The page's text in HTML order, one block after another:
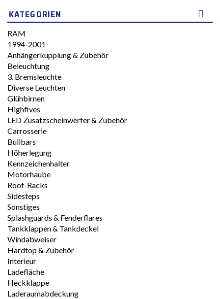
KATEGORIEN
RAM
1994-2001
Anhängerkupplung & Zubehör
Beleuchtung
3. Bremsleuchte
Diverse Leuchten
Glühbirnen
Highfives
LED Zusatzscheinwerfer & Zubehör
Carrosserie
Bullbars
Höherlegung
Kennzeichenhalter
Motorhaube
Roof-Racks
Sidesteps
Sonstiges
Splashguards & Fenderflares
Tankklappen & Tankdeckel
Windabweiser
Hardtop & Zubehör
Interieur
Ladefläche
Heckklappe
Laderaumabdeckung